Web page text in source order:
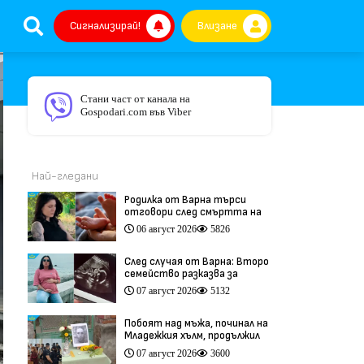
Сигнализирай! Влизане
Стани част от канала на
Gospodari.com във Viber
Най-гледани
Родилка от Варна търси
отговори след смъртта на
бебето ѝ дни преди секцио
(видео)
06 август 2026 5826
След случая от Варна: Второ
семейство разказва за
трагедия след бременност
при същия лекар (видео)
07 август 2026 5132
Побоят над мъжа, починал на
Младежкия хълм, продължил
повече от час (видео)
07 август 2026 3600